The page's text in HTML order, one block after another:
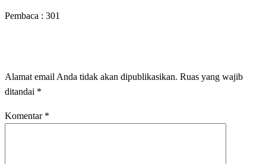
Pembaca : 301
Alamat email Anda tidak akan dipublikasikan. Ruas yang wajib
ditandai *
Komentar *